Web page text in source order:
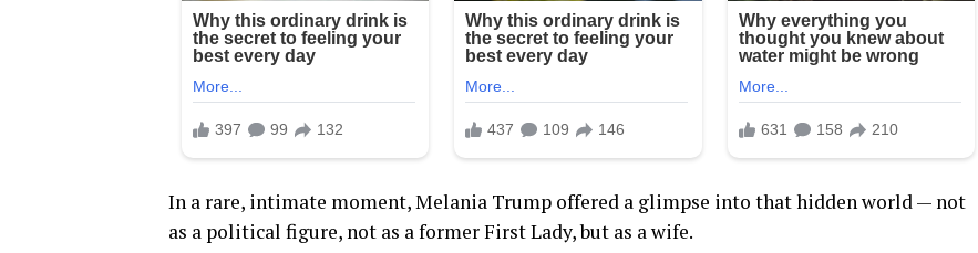
In a rare, intimate moment, Melania Trump offered a glimpse into that hidden world — not
as a political figure, not as a former First Lady, but as a wife.